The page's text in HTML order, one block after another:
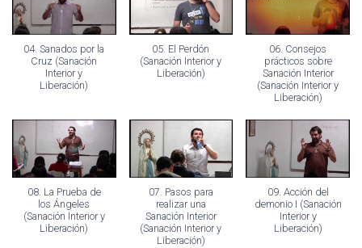
04. Sanados por la
Cruz (Sanación
Interior y
Liberación)
05. El Perdón
(Sanación Interior y
Liberación)
06. Consejos
prácticos sobre
Sanación Interior
(Sanación Interior y
Liberación)
08. La Prueba de
los Ángeles
(Sanación Interior y
Liberación)
07. Pasos para
realizar una
Sanación Interior
(Sanación Interior y
Liberación)
09. Acción del
demonio I (Sanación
Interior y
Liberación)